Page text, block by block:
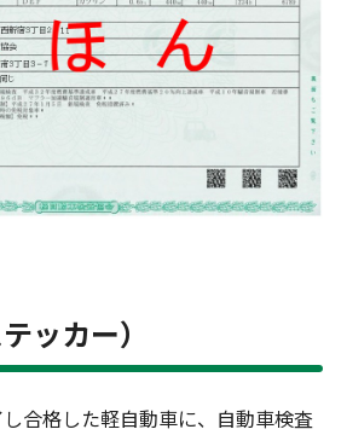
ッカー）
合格した軽自動車に、自動車検査